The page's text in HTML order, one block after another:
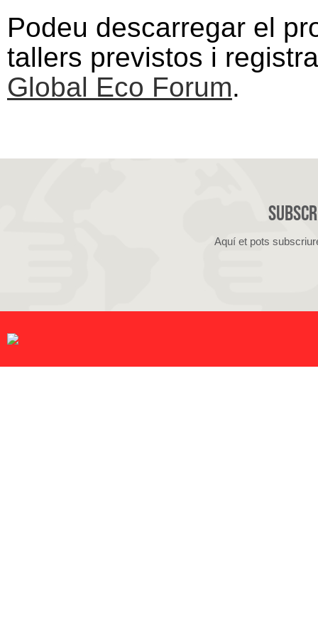
Podeu descarregar el
tallers previstos i
Global Eco Forum.
Aquí et pots